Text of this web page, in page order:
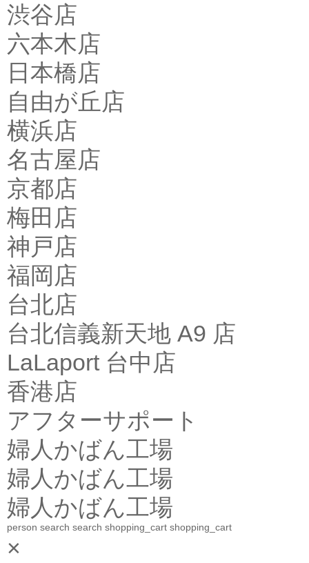
渋谷店
六本木店
日本橋店
自由が丘店
横浜店
名古屋店
京都店
梅田店
神戸店
福岡店
台北店
台北信義新天地 A9 店
LaLaport 台中店
香港店
アフターサポート
婦人かばん工場
婦人かばん工場
婦人かばん工場
person search search shopping_cart shopping_cart
×